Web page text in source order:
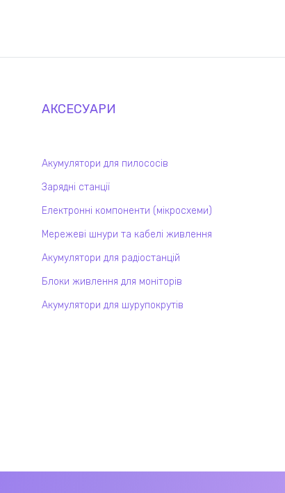
АКСЕСУАРИ
Акумулятори для пилососів
Зарядні станції
Електронні компоненти (мікросхеми)
Мережеві шнури та кабелі живлення
Акумулятори для радіостанцій
Блоки живлення для моніторів
Акумулятори для шурупокрутів